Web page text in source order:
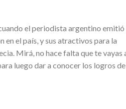
el periodista argentino emitió
el país, y sus atractivos para la
Mirá, no hace falta que te vayas
luego dar a conocer los logros de